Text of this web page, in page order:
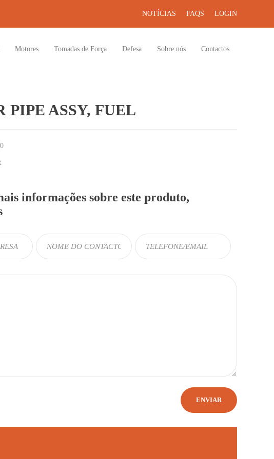
NOTÍCIAS FAQS LOGIN
Motores Tomadas de Força Defesa Sobre nós Contactos
PIPE ASSY, FUEL
informações sobre este produto,